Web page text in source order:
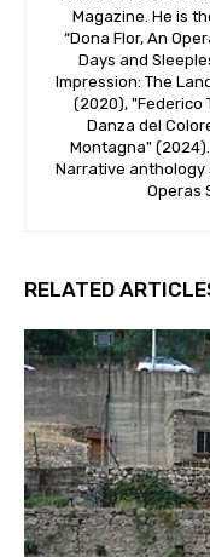
Magazine. He is
“Dona Flor, An
Days and
Impression: The
(2020), "Federico
Danza del
Montagna"
Narrative anthology
Operas
RELATED